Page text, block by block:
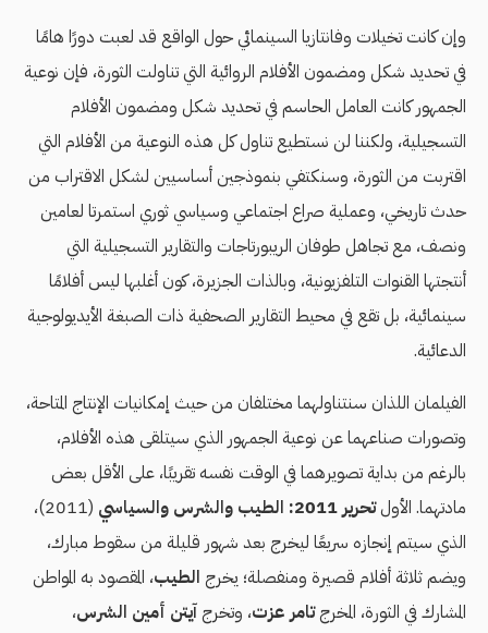
وإن كانت تخيلات وفانتازيا السينمائي حول الواقع قد لعبت دورًا هامًا
في تحديد شكل ومضمون الأفلام الروائية التي تناولت الثورة، فإن نوعية
الجمهور كانت العامل الحاسم في تحديد شكل ومضمون الأفلام
التسجيلية، ولكننا لن نستطيع تناول كل هذه النوعية من الأفلام التي
اقتربت من الثورة، وسنكتفي بنموذجين أساسيين لشكل الاقتراب من
حدث تاريخي، وعملية صراع اجتماعي وسياسي ثوري استمرتا لعامين
ونصف، مع تجاهل طوفان الريبورتاجات والتقارير التسجيلية التي
أنتجتها القنوات التلفزيونية، وبالذات الجزيرة، كون أغلبها ليس أفلامًا
سينمائية، بل تقع في محيط التقارير الصحفية ذات الصبغة الأيديولوجية
الدعائية.
الفيلمان اللذان سنتناولهما مختلفان من حيث إمكانيات الإنتاج المتاحة،
وتصورات صناعهما عن نوعية الجمهور الذي سيتلقى هذه الأفلام،
بالرغم من بداية تصويرهما في الوقت نفسه تقريبًا، على الأقل بعض
مادتهما. الأولتحرير 2011: الطيب والشرس والسياسي
(2011)،
الذي سيتم إنجازه سريعًا ليخرج بعد شهور قليلة من سقوط مبارك،
ويضم ثلاثة أفلام قصيرة ومنفصلة؛ يخرج الطيب، المقصود به المواطن
المشارك في الثورة، المخرجتامر عزت، وتخرجآيتن أمين الشرس،